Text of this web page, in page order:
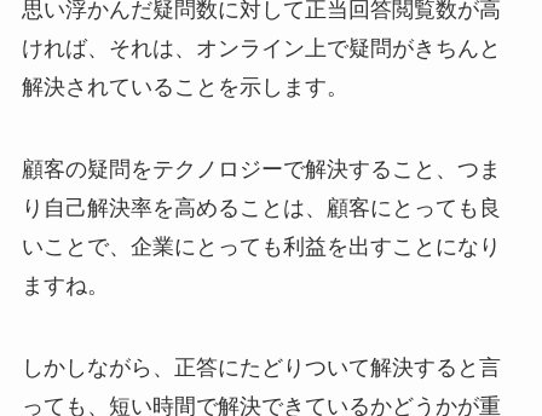
思い浮かんだ疑問数に対して正当回答閲覧数が高
ければ、それは、オンライン上で疑問がきちんと
解決されていることを示します。
顧客の疑問をテクノロジーで解決すること、つま
り自己解決率を高めることは、顧客にとっても良
いことで、企業にとっても利益を出すことになり
ますね。
しかしながら、正答にたどりついて解決すると言
っても、短い時間で解決できているかどうかが重